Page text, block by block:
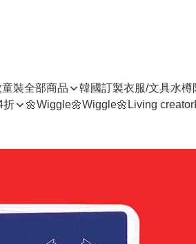
童裝全部商品
韓國訂製衣服/文具水樽
折
🌼Wiggle🌼Wiggle🌼 Living creator